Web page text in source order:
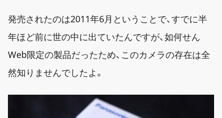
発売されたのは2011年6月ということで、すでに半
年ほど前に世の中に出ていたんですが、如何せん
Web限定の製品だったため、このカメラの存在は全
然知りませんでしたよ。